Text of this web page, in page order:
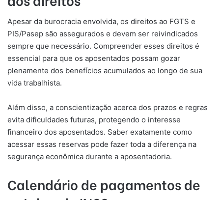
Apesar da burocracia envolvida, os direitos ao FGTS e
PIS/Pasep são assegurados e devem ser reivindicados
sempre que necessário. Compreender esses direitos é
essencial para que os aposentados possam gozar
plenamente dos benefícios acumulados ao longo de sua
vida trabalhista.
Além disso, a conscientização acerca dos prazos e regras
evita dificuldades futuras, protegendo o interesse
financeiro dos aposentados. Saber exatamente como
acessar essas reservas pode fazer toda a diferença na
segurança econômica durante a aposentadoria.
Calendário de pagamentos de